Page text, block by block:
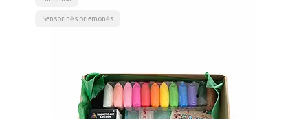
Sensorinės priemonės